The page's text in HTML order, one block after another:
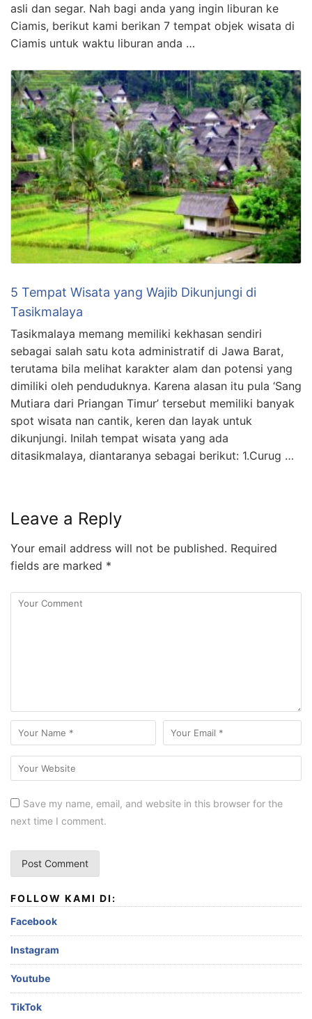
asli dan segar. Nah bagi anda yang ingin liburan ke
Ciamis, berikut kami berikan 7 tempat objek wisata di
Ciamis untuk waktu liburan anda …
5 Tempat Wisata yang Wajib Dikunjungi di
Tasikmalaya
Tasikmalaya memang memiliki kekhasan sendiri
sebagai salah satu kota administratif di Jawa Barat,
terutama bila melihat karakter alam dan potensi yang
dimiliki oleh penduduknya. Karena alasan itu pula ‘Sang
Mutiara dari Priangan Timur’ tersebut memiliki banyak
spot wisata nan cantik, keren dan layak untuk
dikunjungi. Inilah tempat wisata yang ada
ditasikmalaya, diantaranya sebagai berikut: 1.Curug …
Leave a Reply
Your email address will not be published. Required
fields are marked *
Save my name, email, and website in this browser for the
next time I comment.
FOLLOW KAMI DI:
Facebook
Instagram
Youtube
TikTok